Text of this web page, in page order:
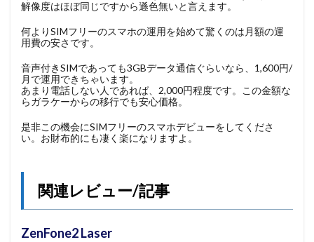
解像度はほぼ同じですから遜色無いと言えます。
何よりSIMフリーのスマホの運用を始めて驚くのは月額の運
用費の安さです。
音声付きSIMであっても3GBデータ通信ぐらいなら、1,600円/
月で運用できちゃいます。
あまり電話しない人であれば、2,000円程度です。この金額な
らガラケーからの移行でも安心価格。
是非この機会にSIMフリーのスマホデビューをしてくださ
い。お財布的にも凄く楽になりますよ。
関連レビュー/記事
ZenFone2 Laser